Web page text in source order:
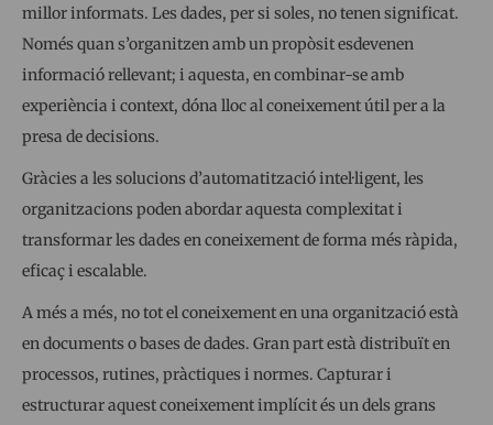
millor informats. Les dades, per si soles, no tenen significat.
Només quan s’organitzen amb un propòsit esdevenen
informació rellevant; i aquesta, en combinar-se amb
experiència i context, dóna lloc al coneixement útil per a la
presa de decisions.
Gràcies a les solucions d’automatització intel·ligent, les
organitzacions poden abordar aquesta complexitat i
transformar les dades en coneixement de forma més ràpida,
eficaç i escalable.
A més a més, no tot el coneixement en una organització està
en documents o bases de dades. Gran part està distribuït en
processos, rutines, pràctiques i normes. Capturar i
estructurar aquest coneixement implícit és un dels grans